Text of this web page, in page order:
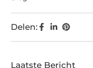
Delen:
Laatste Bericht